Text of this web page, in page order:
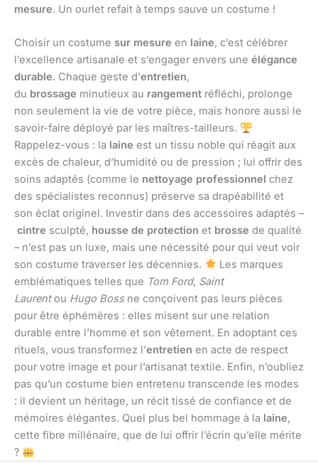
mesure. Un ourlet refait à temps sauve un costume !
Choisir un costume sur mesure en laine, c’est célébrer
l’excellence artisanale et s’engager envers une élégance
durable. Chaque geste d’entretien,
du brossage minutieux au rangement réfléchi, prolonge
non seulement la vie de votre pièce, mais honore aussi le
savoir-faire déployé par les maîtres-tailleurs.
Rappelez-vous : la laine est un tissu noble qui réagit aux
excès de chaleur, d’humidité ou de pression ; lui offrir des
soins adaptés (comme le nettoyage professionnel chez
des spécialistes reconnus) préserve sa drapéabilité et
son éclat originel. Investir dans des accessoires adaptés –
cintre sculpté, housse de protection et brosse de qualité
– n’est pas un luxe, mais une nécessité pour qui veut voir
son costume traverser les décennies.
Les marques
emblématiques telles que Tom Ford, Saint
Laurentou Hugo Bossne conçoivent pas leurs pièces
pour être éphémères : elles misent sur une relation
durable entre l’homme et son vêtement. En adoptant ces
rituels, vous transformez l’entretien en acte de respect
pour votre image et pour l’artisanat textile. Enfin, n’oubliez
pas qu’un costume bien entretenu transcende les modes
: il devient un héritage, un récit tissé de confiance et de
mémoires élégantes. Quel plus bel hommage à la laine,
cette fibre millénaire, que de lui offrir l’écrin qu’elle mérite
?